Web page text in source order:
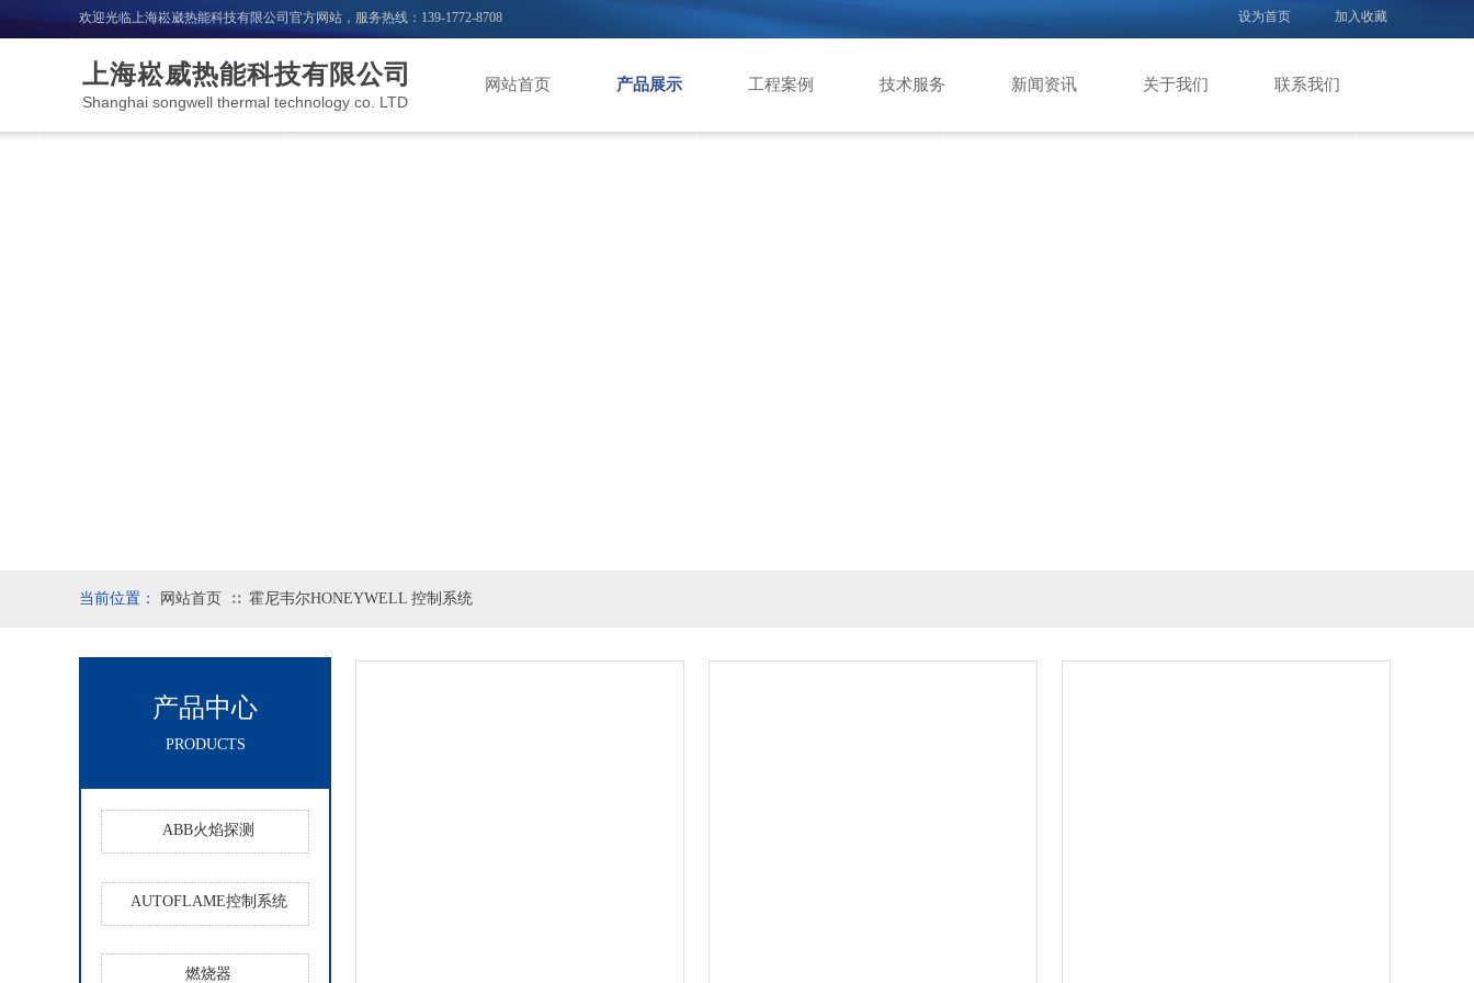
设为首页 加入收藏
欢迎光临上海崧崴热能科技有限公司官方网站，服务热线： 139-1772-8708
网站首页 产品展示 工程案例 技术服务 新闻资讯 关于我们 联系我们
上海崧威热能科技有限公司
Shanghai songwell thermal technology co. LTD
当前位置： 网站首页 ∷ 霍尼韦尔HONEYWELL 控制系统
产品中心
PRODUCTS
ABB火焰探测
AUTOFLAME控制系统
燃烧器